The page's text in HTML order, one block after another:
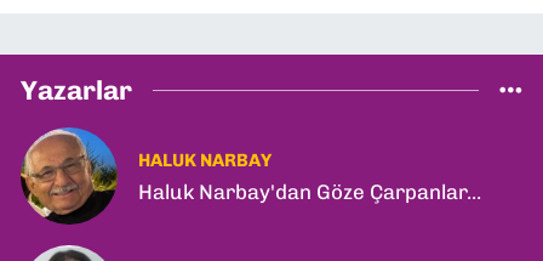
Yazarlar
HALUK NARBAY
Haluk Narbay'dan Göze Çarpanlar...